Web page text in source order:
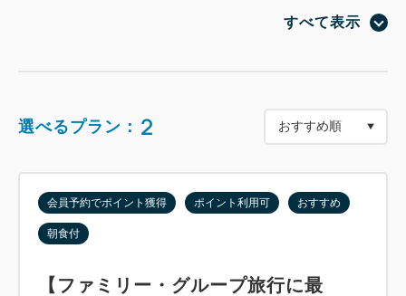
・ReFa BEAUTECH DRYER BX
ReFa BEAUTECH DRYER BXはヘアドライの速さ
日本のトップサロンと世界的モーターメーカーとの共
すべて表示
選べるプラン： 2
会員予約でポイント獲得 ポイント利用可 おすすめ
朝食付
【ファミリー・グループ旅行に最